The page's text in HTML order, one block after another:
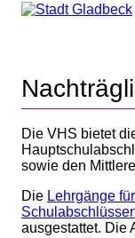
Die VHS bietet
sowie den
Die Lehrgänge
ausgestattet. Die